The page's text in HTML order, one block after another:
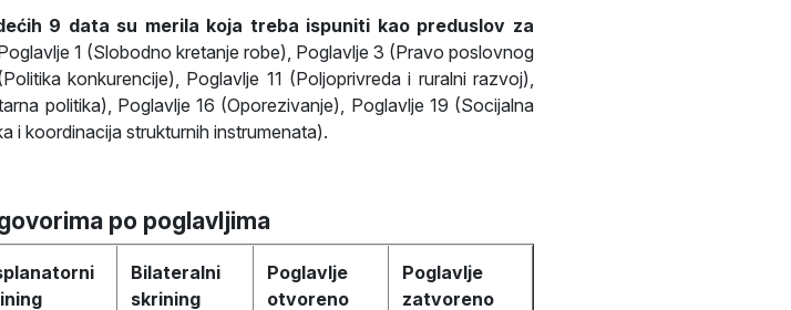
9 data su merila koja treba ispuniti kao preduslov za
1 (Slobodno kretanje robe), Poglavlje 3 (Pravo poslovnog
konkurencije), Poglavlje 11 (Poljoprivreda i ruralni razvoj),
politika), Poglavlje 16 (Oporezivanje), Poglavlje 19 (Socijalna
i koordinacija strukturnih instrumenata).
po poglavljima
Bilateralni
skrining
Poglavlje
otvoreno
Poglavlje
zatvoreno